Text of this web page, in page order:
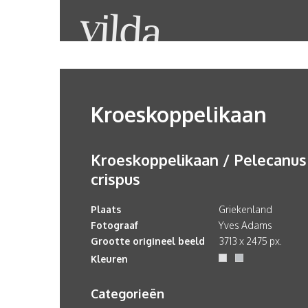
Kroeskoppelikaan
Kroeskoppelikaan / Pelecanus
crispus
Plaats
Griekenland
Fotograaf
Yves Adams
Grootte origineel beeld
3713 x 2475 px.
Kleuren
Categorieën